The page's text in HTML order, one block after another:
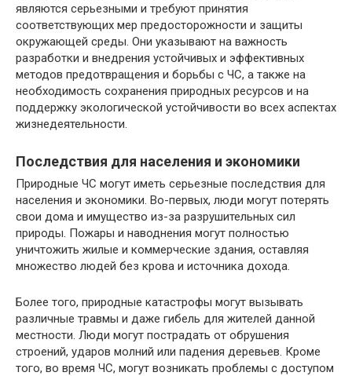
являются серьезными и требуют принятия
соответствующих мер предосторожности и защиты
окружающей среды. Они указывают на важность
разработки и внедрения устойчивых и эффективных
методов предотвращения и борьбы с ЧС, а также на
необходимость сохранения природных ресурсов и на
поддержку экологической устойчивости во всех аспектах
жизнедеятельности.
Последствия для населения и экономики
Природные ЧС могут иметь серьезные последствия для
населения и экономики. Во-первых, люди могут потерять
свои дома и имущество из-за разрушительных сил
природы. Пожары и наводнения могут полностью
уничтожить жилые и коммерческие здания, оставляя
множество людей без крова и источника дохода.
Более того, природные катастрофы могут вызывать
различные травмы и даже гибель для жителей данной
местности. Люди могут пострадать от обрушения
строений, ударов молний или падения деревьев. Кроме
того, во время ЧС, могут возникать проблемы с доступом